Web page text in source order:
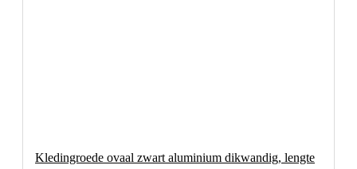
Kledingroede ovaal zwart aluminium dikwandig, lengte